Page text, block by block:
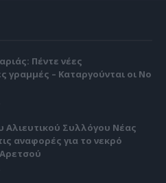
Πέντε νέες
γραμμές – Καταργούνται οι Νο
Αλιευτικού Συλλόγου Νέας
αναφορές για το νεκρό